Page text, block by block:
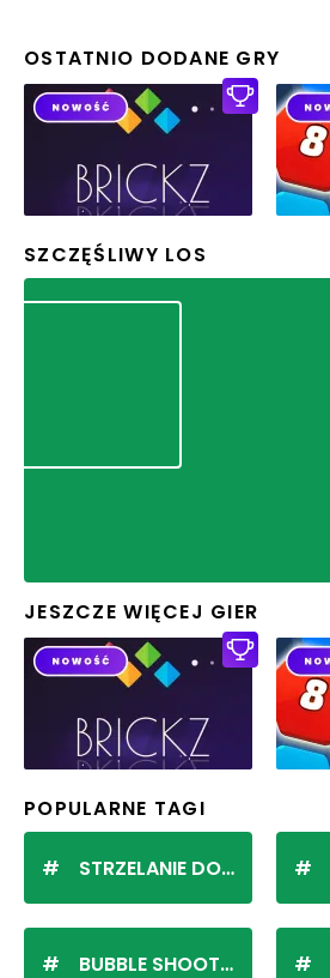
OSTATNIO DODANE GRY
SZCZĘŚLIWY LOS
JESZCZE WIĘCEJ GIER
POPULARNE TAGI
STRZELANIE DO KULEK
BUBBLE SHOOTER